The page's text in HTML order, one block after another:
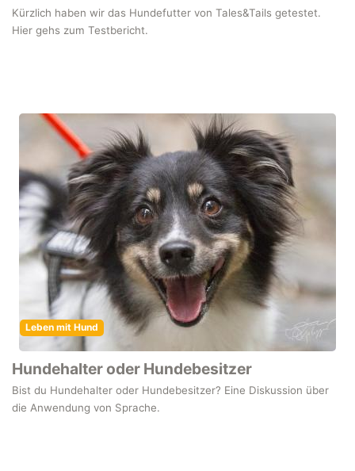
Kürzlich haben wir das Hundefutter von Tales&Tails getestet.
Hier gehs zum Testbericht.
Leben mit Hund
Hundehalter oder Hundebesitzer
Bist du Hundehalter oder Hundebesitzer? Eine Diskussion über
die Anwendung von Sprache.